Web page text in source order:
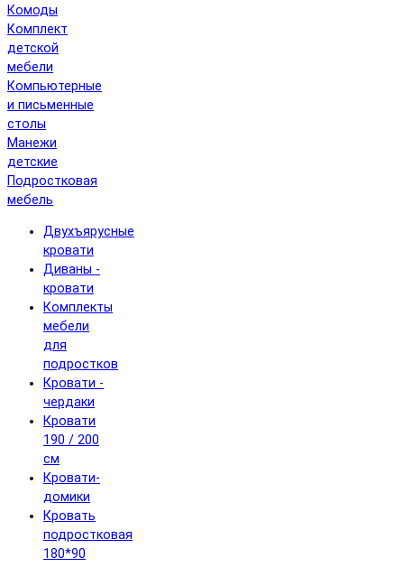
Комоды
Комплект
детской
мебели
Компьютерные
и письменные
столы
Манежи
детские
Подростковая
мебель
Двухъярусные
кровати
Диваны -
кровати
Комплекты
мебели
для
подростков
Кровати -
чердаки
Кровати
190 / 200
см
Кровати-
домики
Кровать
подростковая
180*90